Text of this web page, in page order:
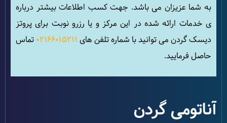
به شما عزیزان می باشد. جهت کسب اطلاعات بیشتر درباره
ی خدمات ارائه شده در این مرکز و یا رزرو نوبت برای پروتز
دیسک گردن می توانید با شماره تلفن های 02166015211 تماس
حاصل فرمایید.
آناتومی گردن